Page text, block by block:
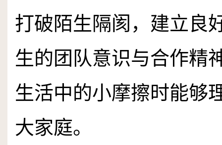
打破陌生隔阂，建立良
生的团队意识与合作精
生活中的小摩擦时能够
大家庭。